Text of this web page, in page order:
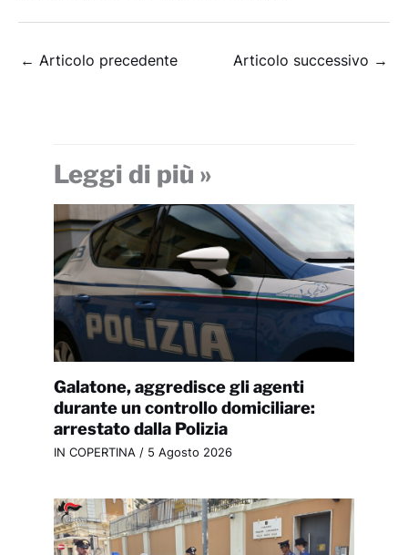
← Articolo precedente Articolo successivo →
Leggi di più »
Galatone, aggredisce gli agenti
durante un controllo domiciliare:
arrestato dalla Polizia
IN COPERTINA/ 5 Agosto 2026